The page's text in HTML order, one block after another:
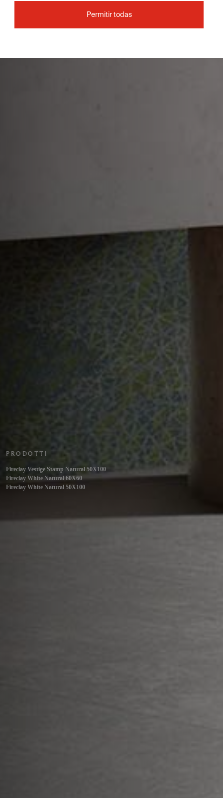
PRODOTTI
Fireclay Vestige Stamp Natural 50X100
Fireclay White Natural 60X60
Fireclay White Natural 50X100
Permitir todas